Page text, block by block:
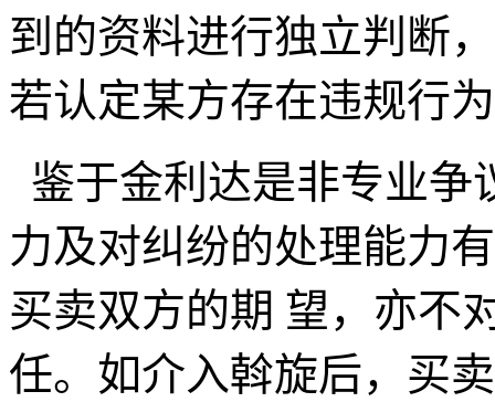
到的资料进行独立判断
若认定某方存在违规行
鉴于金利达是非专业争
力及对纠纷的处理能力
买卖双方的期 望，亦不
任。如介入斡旋后，买